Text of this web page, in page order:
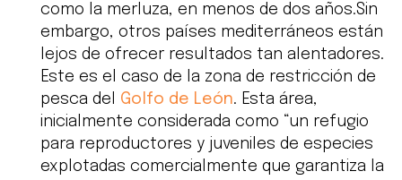
como la merluza, en menos de dos años.Sin
embargo, otros países mediterráneos están
lejos de ofrecer resultados tan alentadores.
Este es el caso de la zona de restricción de
pesca del Golfo de León. Esta área,
inicialmente considerada como “un refugio
para reproductores y juveniles de especies
explotadas comercialmente que garantiza la